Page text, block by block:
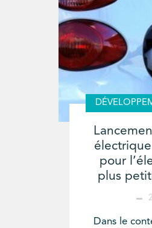
pour
plus
Dans le